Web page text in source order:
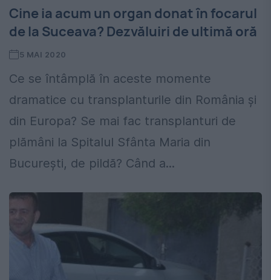
Cine ia acum un organ donat în focarul
de la Suceava? Dezvăluiri de ultimă oră
5 MAI 2020
Ce se întâmplă în aceste momente
dramatice cu transplanturile din România și
din Europa? Se mai fac transplanturi de
plămâni la Spitalul Sfânta Maria din
București, de pildă? Când a...